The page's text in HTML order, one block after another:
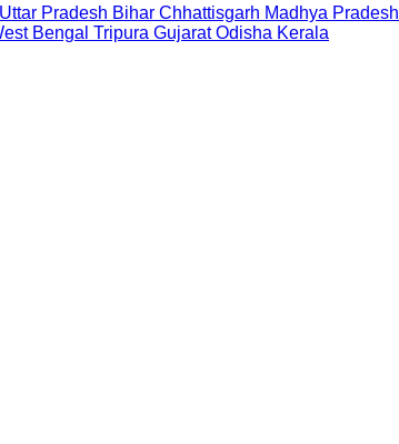
Uttar Pradesh Bihar Chhattisgarh Madhya Pradesh
Bengal Tripura Gujarat Odisha Kerala